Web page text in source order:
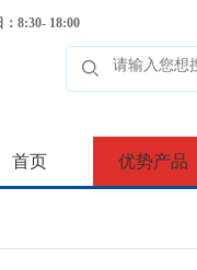
：8:30- 18:00
首页 优势产品